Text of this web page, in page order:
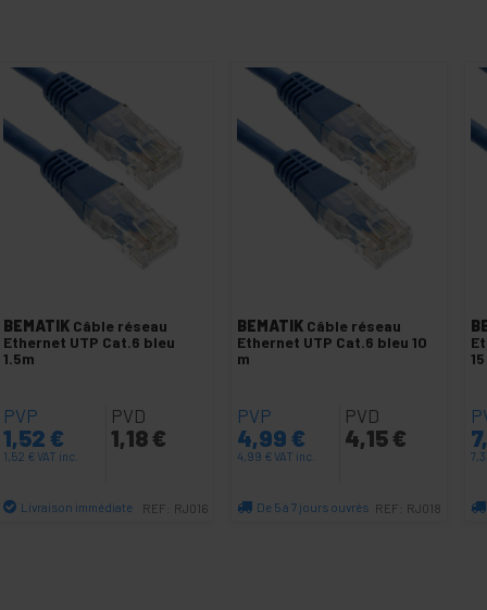
BEMATIK Câble réseau
Ethernet UTP Cat.6 bleu
1.5m
PVP
1,52 €
1,52 €VAT inc.
PVD
1,18 €
Livraison immédiate REF: RJ016
BEMATIK Câble réseau
Ethernet UTP Cat.6 bleu 10
m
PVP
4,99 €
4,99 €VAT inc.
PVD
4,15 €
De 5 à 7 jours ouvrés REF: RJ018
15
7,33